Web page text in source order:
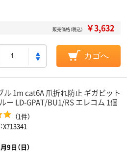
販売価格（税込） ￥3,632
カゴへ
ル 1m cat6A 爪折れ防止 ギガビット
ー LD-GPAT/BU1/RS エレコム 1個
（1件）
X713341
9日（日）